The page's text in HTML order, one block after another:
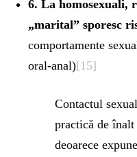
6. La homosexuali,
„marital” sporesc
comportamente
oral-anal)[15]
Contactul
practică de
deoarece